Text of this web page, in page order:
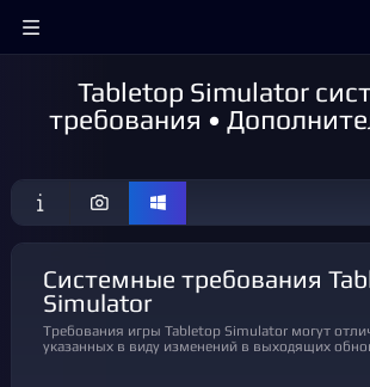
Tabletop Simulator
требования •
Системные требования Tabletop
Simulator
Требования игры Tabletop Simulator могут отличаться от
указанных в виду изменений в выходящих